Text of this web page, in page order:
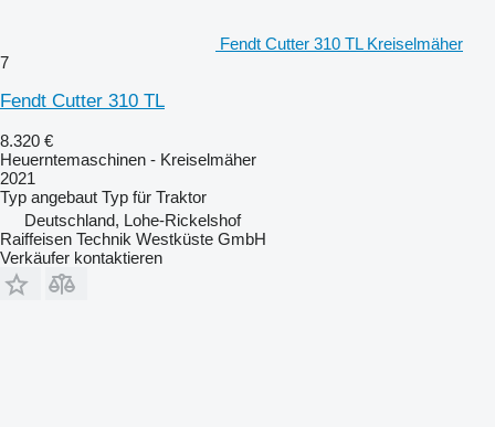
Fendt Cutter 310 TL Kreiselmäher
7
Fendt Cutter 310 TL
8.320 €
Heuerntemaschinen - Kreiselmäher
2021
Typ angebaut Typ für Traktor
Deutschland, Lohe-Rickelshof
Raiffeisen Technik Westküste GmbH
Verkäufer kontaktieren